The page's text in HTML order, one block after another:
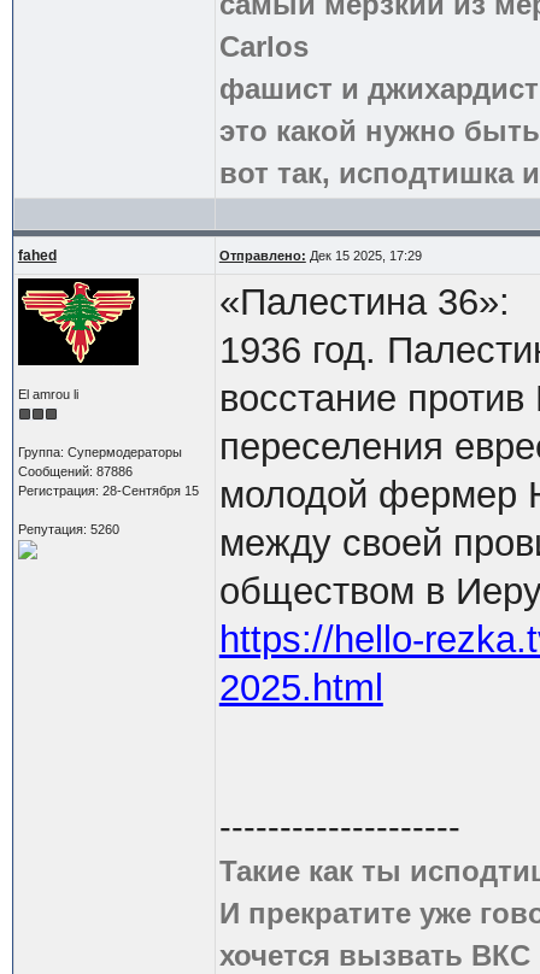
Carlos
фашист и
это какой нужно
вот так, исподтишка
fahed Отправлено: Дек 15 2025, 17:29
El amrou li
Группа: Супермодераторы
Сообщений: 87886
Регистрация: 28-Сентября 15
Репутация: 5260
«Палестина 36»:
1936 год.
восстание
переселения
молодой фермер
между своей
обществом в
https://hello-
2025.html
--------------------
Такие как ты
И прекратите уже
хочется вызвать